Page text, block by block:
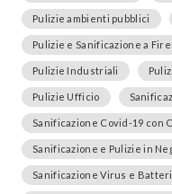
Pulizie ambienti pubblici
Pulizie e Sanificazione a
Pulizie Industriali
Pulizie Ufficio
Sanificazione Covid-19 con
Sanificazione e Pulizie in
Sanificazione Virus e